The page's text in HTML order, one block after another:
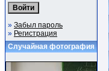
» Забыл пароль
» Регистрация
Случайная фотография